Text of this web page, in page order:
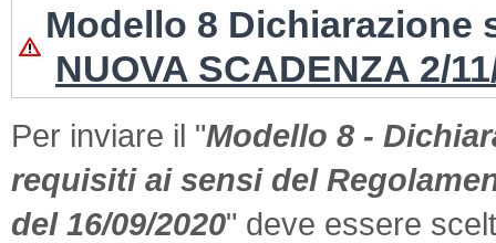
Modello 8
NUOVA SCADENZA 2/
Per inviare il "Modello 8 -
requisiti ai sensi del
del 16/09/2020" deve essere